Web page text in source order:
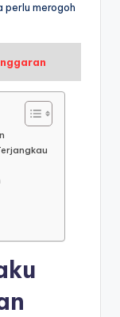
perlu merogoh